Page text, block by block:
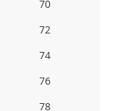
70
72
74
76
78